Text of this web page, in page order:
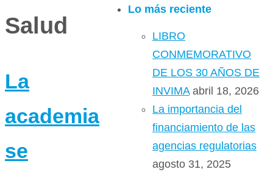
Salud
La
academia
se
Lo más reciente
LIBRO
CONMEMORATIVO
DE LOS 30 AÑOS DE
INVIMA abril 18, 2026
La importancia del
financiamiento de las
agencias regulatorias
agosto 31, 2025